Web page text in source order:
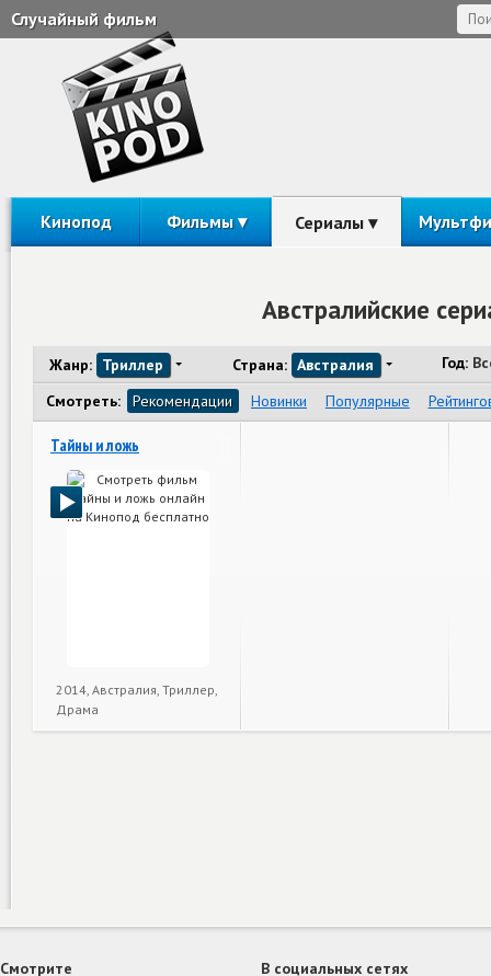
Случайный фильм
Кинопод Фильмы Сериалы
Австралийские
Жанр: Триллер Страна: Австралия Год:
Смотреть:
Рекомендации Новинки Популярные
Тайны и ложь
2014, Австралия, Триллер,
Драма
Смотрите В социальных сетях